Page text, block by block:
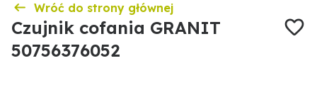
Wróć do strony głównej
Czujnik cofania GRANIT
50756376052